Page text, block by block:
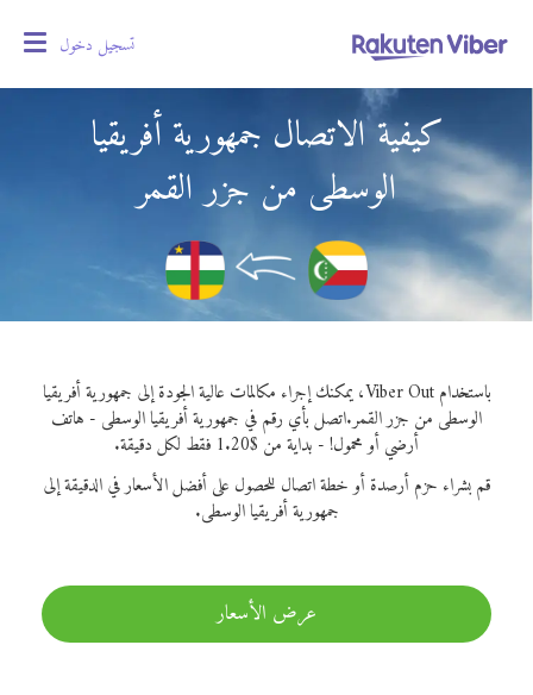
تسجيل دخول
كيفية الاتصال جمهورية أفريقيا
الوسطى من جزر القمر
باستخدام Viber Out، يمكنك إجراء مكالمات عالية الجودة إلى جمهورية أفريقيا
الوسطى من جزر القمر.اتصل بأي رقم في جمهورية أفريقيا الوسطى - هاتف
أرضي أو محمول! - بداية من $1.20 فقط لكل دقيقة.
قم بشراء حزم أرصدة أو خطة اتصال للحصول على أفضل الأسعار في الدقيقة إلى
جمهورية أفريقيا الوسطى.
عرض الأسعار